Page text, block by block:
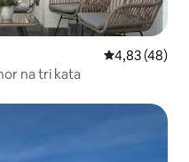
Prosječna
4,83 (48)
na tri kata
„Odabrali gosti”